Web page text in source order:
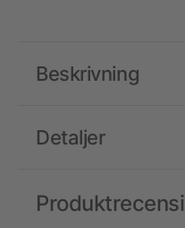
Detaljer
Beskrivning